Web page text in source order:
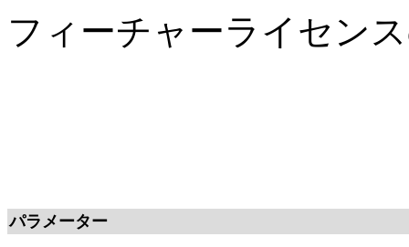
フィーチャーライセン
パラメーター